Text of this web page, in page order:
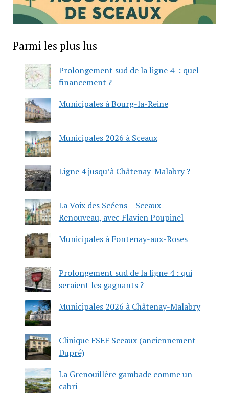
Parmi les plus lus
Prolongement sud de la ligne 4 : quel
financement ?
Municipales à Bourg-la-Reine
Municipales 2026 à Sceaux
Ligne 4 jusqu’à Châtenay-Malabry ?
La Voix des Scéens – Sceaux
Renouveau, avec Flavien Poupinel
Municipales à Fontenay-aux-Roses
Prolongement sud de la ligne 4 : qui
seraient les gagnants ?
Municipales 2026 à Châtenay-Malabry
Clinique FSEF Sceaux (anciennement
Dupré)
La Grenouillère gambade comme un
cabri